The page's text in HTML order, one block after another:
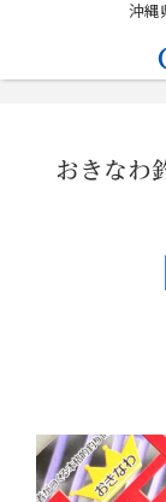
沖縄
おきなわ